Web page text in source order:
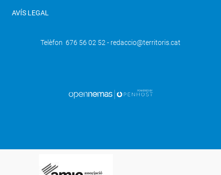
AVÍS LEGAL
Telèfon 676 56 02 52 - redaccio@territoris.cat